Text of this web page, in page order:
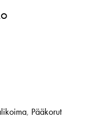
, Pääkorut